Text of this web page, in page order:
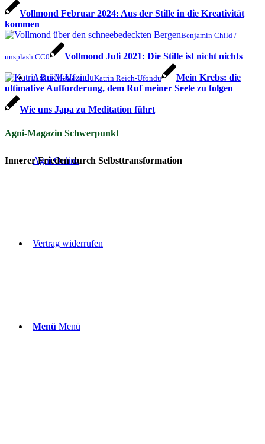
Agni-Magazin
Agni Online
Vertrag widerrufen
Menü Menü
Vollmond Februar 2024: Aus der Stille in die Kreativität
kommen
Benjamin Child /
unsplash CC0 Vollmond Juli 2021: Die Stille ist nicht nichts
Katrin Reich-Ufondu
Mein Krebs: die
ultimative Aufforderung, dem Ruf meiner Seele zu folgen
Wie uns Japa zu Meditation führt
Agni-Magazin Schwerpunkt
Innerer Frieden durch Selbsttransformation